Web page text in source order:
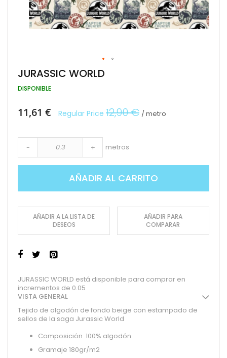
Saltar
al
comienzo
galería
JURASSIC WORLD
DISPONIBLE
Special
Price
11,61 € Regular Price 12,90 € / metro
- + metros
AÑADIR AL CARRITO
AÑADIR A LA LISTA DE
DESEOS
AÑADIR PARA
COMPARAR
JURASSIC WORLD está disponible para comprar en
incrementos de 0.05
VISTA GENERAL
Tejido de algodón de fondo beige con estampado de
sellos de la saga Jurassic World
Composición 100% algodón
Gramaje 180gr/m2